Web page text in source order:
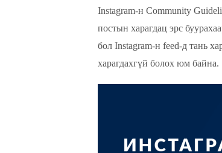
Instagram-н Community
постын харагдац эрс
бол Instagram-н feed-д тань
харагдахгүй болох юм байна.